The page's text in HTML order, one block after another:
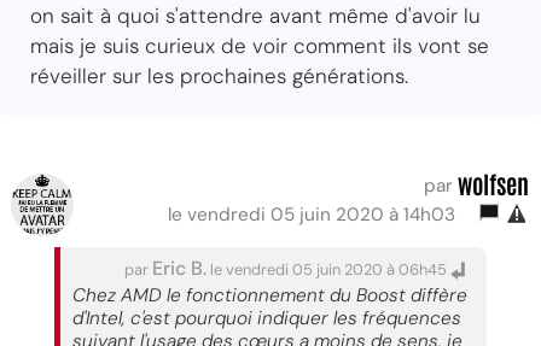
on sait à quoi s'attendre avant même d'avoir lu
mais je suis curieux de voir comment ils vont se
réveiller sur les prochaines générations.
par wolfsen
le vendredi 05 juin 2020 à 14h03
par Eric B. le vendredi 05 juin 2020 à 06h45
Chez AMD le fonctionnement du Boost diffère
d'Intel, c'est pourquoi indiquer les fréquences